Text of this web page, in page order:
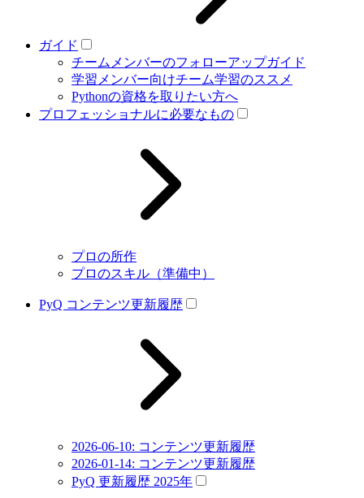
ガイド
チームメンバーのフォローアップガイド
学習メンバー向けチーム学習のススメ
Pythonの資格を取りたい方へ
プロフェッショナルに必要なもの
プロの所作
プロのスキル（準備中）
PyQ コンテンツ更新履歴
2026-06-10: コンテンツ更新履歴
2026-01-14: コンテンツ更新履歴
PyQ 更新履歴 2025年